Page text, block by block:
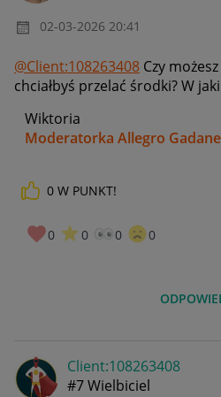
‎02-03-2026 20:41
@Client:108263408 Czy
chciałbyś przelać środki? W
Wiktoria
Moderatorka Allegro Gadane
0 W PUNKT!
0 0 0 0
Client:108263408
#7 Wielbiciel